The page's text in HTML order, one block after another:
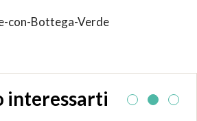
con-Bottega-Verde
interessarti